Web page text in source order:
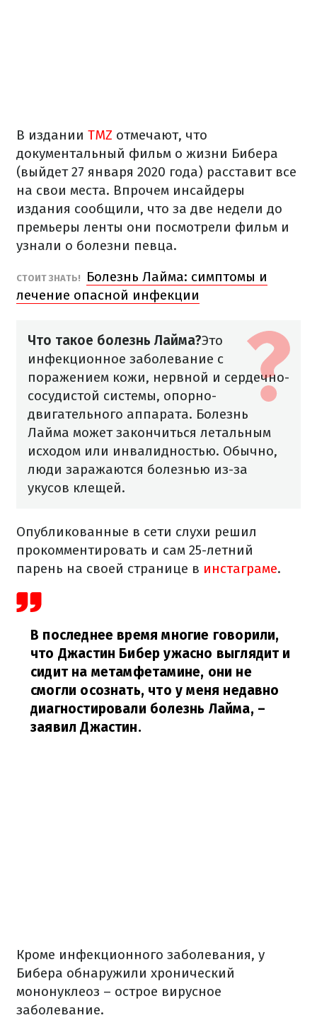
В издании TMZ отмечают, что
документальный фильм о жизни Бибера
(выйдет 27 января 2020 года) расставит все
на свои места. Впрочем инсайдеры
издания сообщили, что за две недели до
премьеры ленты они посмотрели фильм и
узнали о болезни певца.
СТОИТ ЗНАТЬ!
Болезнь Лайма: симптомы и
лечение опасной инфекции
Что такое болезнь Лайма?Это
инфекционное заболевание с
поражением кожи, нервной и сердечно-
сосудистой системы, опорно-
двигательного аппарата. Болезнь
Лайма может закончиться летальным
исходом или инвалидностью. Обычно,
люди заражаются болезнью из-за
укусов клещей.
Опубликованные в сети слухи решил
прокомментировать и сам 25-летний
парень на своей странице в инстаграме.
В последнее время многие говорили,
что Джастин Бибер ужасно выглядит и
сидит на метамфетамине, они не
смогли осознать, что у меня недавно
диагностировали болезнь Лайма, –
заявил Джастин.
Кроме инфекционного заболевания, у
Бибера обнаружили хронический
мононуклеоз – острое вирусное
заболевание.